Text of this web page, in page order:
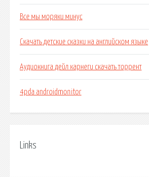
Все мы моряки минус
Скачать детские сказки на английском языке
Аудиокнига дейл карнеги скачать торрент
4pda androidmonitor
Links